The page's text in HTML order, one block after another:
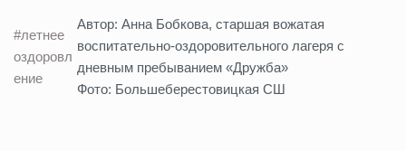
#летнее
оздоровл
ение
Автор: Анна Бобкова, старшая вожатая
воспитательно-оздоровительного лагеря с
дневным пребыванием «Дружба»
Фото: Большеберестовицкая СШ